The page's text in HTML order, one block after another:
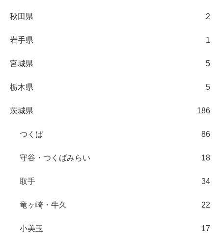
秋田県 2
岩手県 1
宮城県 5
栃木県 5
茨城県 186
つくば 86
守谷・つくばみらい 18
取手 34
竜ヶ崎・牛久 22
小美玉 17